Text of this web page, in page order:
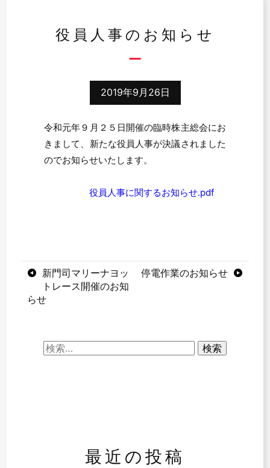
役員人事のお知らせ
2019年9月26日
令和元年９月２５日開催の臨時株主総会にお
きまして、新たな役員人事が決議されました
のでお知らせいたします。
役員人事に関するお知らせ.pdf
投
稿
新門司マリーナヨッ
トレース開催のお知
らせ
停電作業のお知らせ
検
最近の投稿